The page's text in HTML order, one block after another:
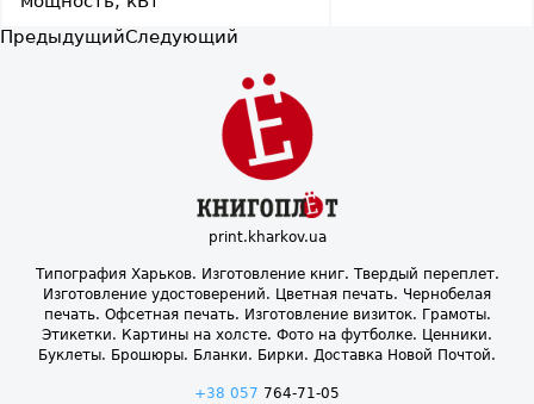
ПредыдущийСледующий
print.kharkov.ua
Типография Харьков. Изготовление книг. Твердый переплет.
Изготовление удостоверений. Цветная печать. Чернобелая
печать. Офсетная печать. Изготовление визиток. Грамоты.
Этикетки. Картины на холсте. Фото на футболке. Ценники.
Буклеты. Брошюры. Бланки. Бирки. Доставка Новой Почтой.
+38 057 764-71-05